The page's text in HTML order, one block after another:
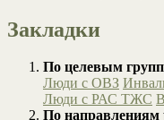
Закладки
По целевым
Люди с ОВЗ
Люди с РАС ТЖС
По направлениям